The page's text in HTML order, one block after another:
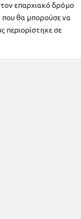
επαρχιακό δρόμο
που θα μπορούσε να
περιορίστηκε σε